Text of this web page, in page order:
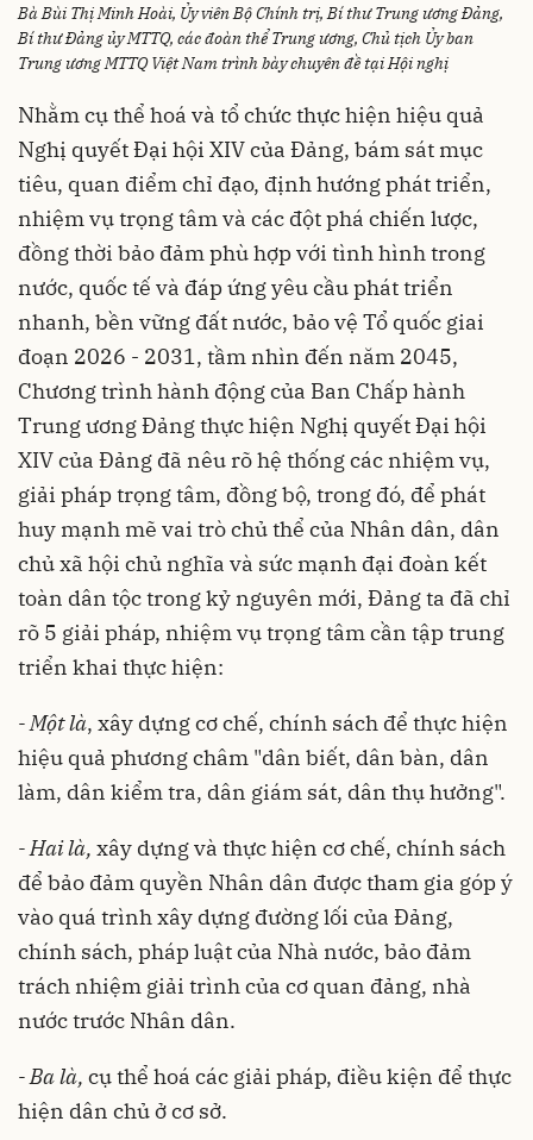
Bà Bùi Thị Minh Hoài, Ủy viên Bộ Chính trị, Bí thư Trung ương Đảng,
Bí thư Đảng ủy MTTQ, các đoàn thể Trung ương, Chủ tịch Ủy ban
Trung ương MTTQ Việt Nam trình bày chuyên đề tại Hội nghị
Nhằm cụ thể hoá và tổ chức thực hiện hiệu quả
Nghị quyết Đại hội XIV của Đảng, bám sát mục
tiêu, quan điểm chỉ đạo, định hướng phát triển,
nhiệm vụ trọng tâm và các đột phá chiến lược,
đồng thời bảo đảm phù hợp với tình hình trong
nước, quốc tế và đáp ứng yêu cầu phát triển
nhanh, bền vững đất nước, bảo vệ Tổ quốc giai
đoạn 2026 - 2031, tầm nhìn đến năm 2045,
Chương trình hành động của Ban Chấp hành
Trung ương Đảng thực hiện Nghị quyết Đại hội
XIV của Đảng đã nêu rõ hệ thống các nhiệm vụ,
giải pháp trọng tâm, đồng bộ, trong đó, để phát
huy mạnh mẽ vai trò chủ thể của Nhân dân, dân
chủ xã hội chủ nghĩa và sức mạnh đại đoàn kết
toàn dân tộc trong kỷ nguyên mới, Đảng ta đã chỉ
rõ 5 giải pháp, nhiệm vụ trọng tâm cần tập trung
triển khai thực hiện:
- Một là, xây dựng cơ chế, chính sách để thực hiện
hiệu quả phương châm "dân biết, dân bàn, dân
làm, dân kiểm tra, dân giám sát, dân thụ hưởng".
- Hai là, xây dựng và thực hiện cơ chế, chính sách
để bảo đảm quyền Nhân dân được tham gia góp ý
vào quá trình xây dựng đường lối của Đảng,
chính sách, pháp luật của Nhà nước, bảo đảm
trách nhiệm giải trình của cơ quan đảng, nhà
nước trước Nhân dân.
- Ba là, cụ thể hoá các giải pháp, điều kiện để thực
hiện dân chủ ở cơ sở.